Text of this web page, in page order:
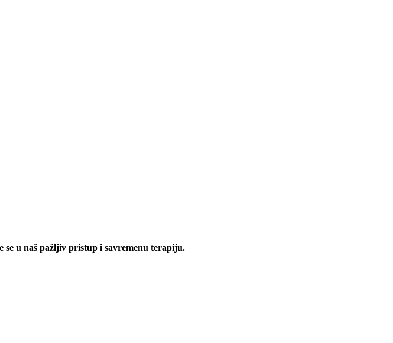
se u naš pažljiv pristup i savremenu terapiju.